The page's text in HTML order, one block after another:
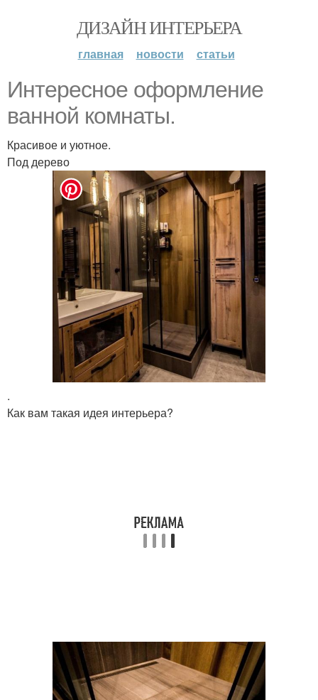
ДИЗАЙН ИНТЕРЬЕРА
главная новости статьи
Интересное оформление
ванной комнаты.
Красивое и уютное.
Под дерево
.
Как вам такая идея интерьера?